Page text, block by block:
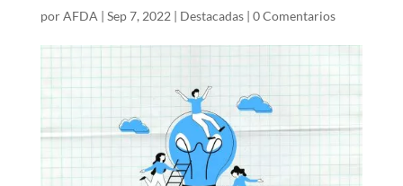
porAFDA | Sep 7, 2022 | Destacadas| 0 Comentarios